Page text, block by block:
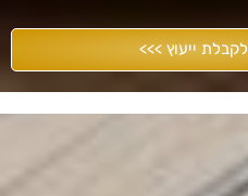
לקבלת ייעוץ >>>